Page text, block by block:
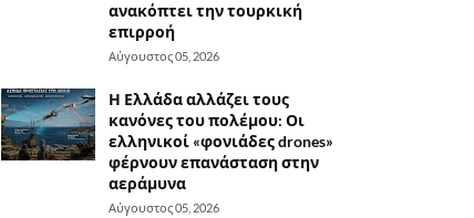
ανακόπτει την τουρκική
επιρροή
Αύγουστος 05, 2026
Η Ελλάδα αλλάζει τους
κανόνες του πολέμου: Οι
ελληνικοί «φονιάδες drones»
φέρνουν επανάσταση στην
αεράμυνα
Αύγουστος 05, 2026